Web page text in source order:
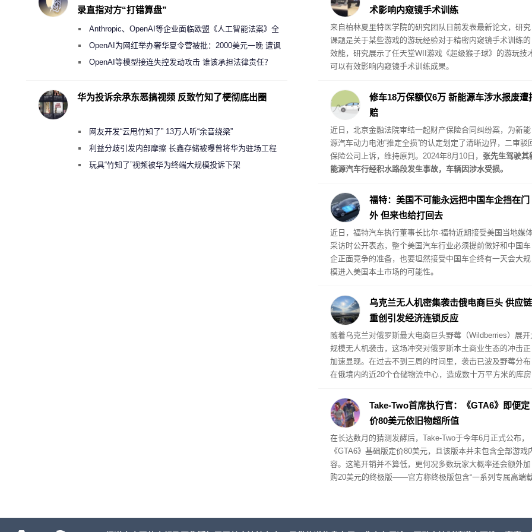
术影响内窥镜手术训练
来自柏林夏里特医学院的研究团队日前发表最新论文，研究
课题是关于某些游戏的游玩经验对于精密内窥镜手术训练的
效能，研究展示了任天堂WII游戏《超级猴子球》的游玩技
可以有效影响内窥镜手术训练成果。
修车18万保额仅6万 新能源车涉水报废遭
赔
近日，北京金融法院审结一起财产保险合同纠纷案，为新能
源汽车动力电池“推定全损”的认定划定了清晰边界，二审驳
保险公司上诉，维持原判。2024年8月10日， 张先生驾驶其
能源汽车行经积水路段发生事故，车辆因涉水受损。
福特：美国不可能永远把中国车企挡在门
外 但来也给打回去
近日，福特汽车执行董事长比尔·福特近期接受美国当地媒
采访时公开表态，整个美国汽车行业必须提前做好和中国车
企正面竞争的准备，也要坦然接受中国车企终有一天会大规
模进入美国本土市场的可能性。
乌克兰无人机密集袭击俄电商巨头 供应链
重创引发经济连锁反应
随着乌克兰对俄罗斯最大电商巨头野莓（Wildberries）展开
规模无人机袭击，这场冲突对俄罗斯本土商业生态的冲击正
加速显现。在过去不到三周的时间里，袭击已波及野莓分布
在俄境内的近20个仓储物流中心，造成数十万平方米的库房
仓储面积已超过118万平方米，占该平台总仓储容量的五分之
一以上。
Take-Two首席执行官：《GTA6》即便定
价80美元依旧物超所值
在长达数月的猜测发酵后，Take-Two于今年6月正式公布，
《GTA6》基础版定价80美元，且该版本并未包含全部游戏
容。这笔开销并不算低，更何况多数玩家大概率还会额外加
购20美元的终极版——官方称终极版包含“一系列专属高端
就游戏的内容体量而言，这个定价已经相当划算。
录直指对方“打错算盘”
Anthropic、OpenAI等企业面临欧盟《人工智能法案》全
新执法权限审查
OpenAI为网红举办奢华夏令营被批：2000美元一晚 遭讽
“反乌托邦”
OpenAI等模型接连失控发动攻击 谁该承担法律责任？
华为投诉余承东恶搞视频 反致竹知了梗彻底出圈
网友开发“云甩竹知了” 13万人听“余音绕梁”
利益分歧引发内部摩擦 长鑫存储被曝曾将华为驻场工程
师驱逐出研发基地
玩具“竹知了”视频被华为终端大规模投诉下架